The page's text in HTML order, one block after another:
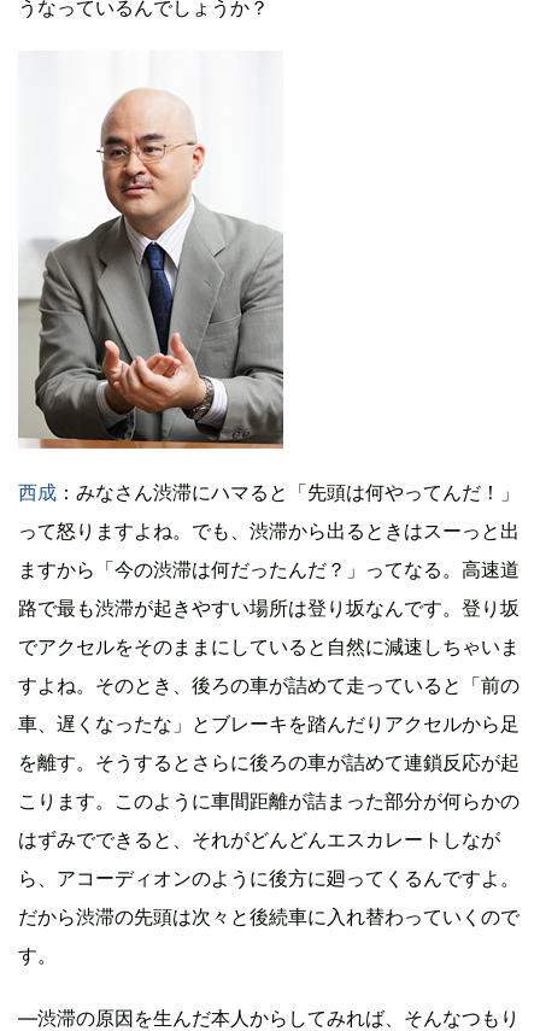
うなっているんでしょうか？
西成 ：みなさん渋滞にハマると「先頭は何やってんだ！」
って怒りますよね。でも、渋滞から出るときはスーっと出
ますから「今の渋滞は何だったんだ？」ってなる。高速道
路で最も渋滞が起きやすい場所は登り坂なんです。登り坂
でアクセルをそのままにしていると自然に減速しちゃいま
すよね。そのとき、後ろの車が詰めて走っていると「前の
車、遅くなったな」とブレーキを踏んだりアクセルから足
を離す。そうするとさらに後ろの車が詰めて連鎖反応が起
こります。このように車間距離が詰まった部分が何らかの
はずみでできると、それがどんどんエスカレートしなが
ら、アコーディオンのように後方に廻ってくるんですよ。
だから渋滞の先頭は次々と後続車に入れ替わっていくので
す。
―渋滞の原因を生んだ本人からしてみれば、そんなつもり